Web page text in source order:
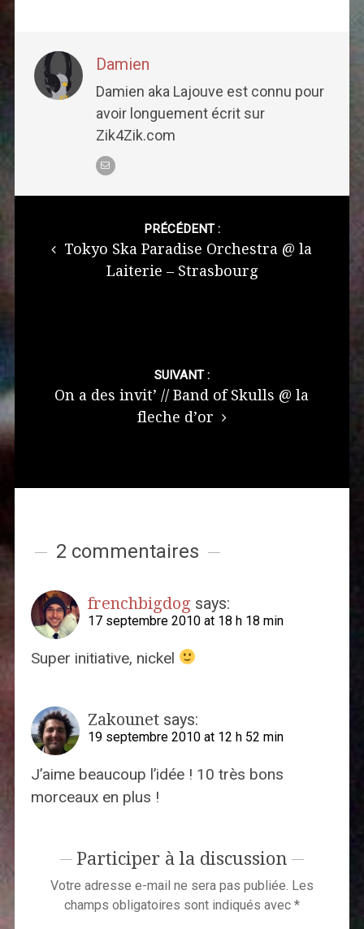
Damien
Damien aka Lajouve est connu pour
avoir longuement écrit sur
Zik4Zik.com
PRÉCÉDENT :
Tokyo Ska Paradise Orchestra @ la
Laiterie – Strasbourg
SUIVANT :
On a des invit’ // Band of Skulls @ la
fleche d’or
2 commentaires
frenchbigdog says:
17 septembre 2010 at 18 h 18 min
Super initiative, nickel
Zakounet says:
19 septembre 2010 at 12 h 52 min
J’aime beaucoup l’idée ! 10 très bons
morceaux en plus !
Participer à la discussion
Votre adresse e-mail ne sera pas publiée. Les
champs obligatoires sont indiqués avec *